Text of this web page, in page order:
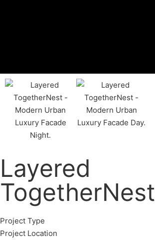
Layered
TogetherNest
Project Type
Project Location